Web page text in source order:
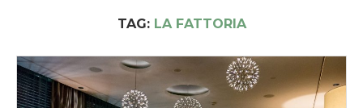
TAG: LA FATTORIA